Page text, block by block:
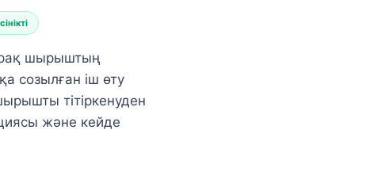
шырыштың
созылған іш өту
тітіркенуден
және кейде